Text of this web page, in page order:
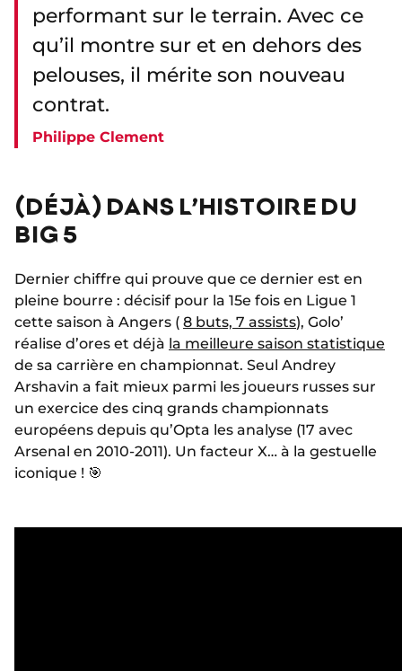
performant sur le terrain. Avec ce
qu’il montre sur et en dehors des
pelouses, il mérite son nouveau
contrat.
Philippe Clement
(DÉJÀ) DANS L’HISTOIRE DU
BIG 5
Dernier chiffre qui prouve que ce dernier est en
pleine bourre : décisif pour la 15e fois en Ligue 1
cette saison à Angers ( 8 buts, 7 assists), Golo’
réalise d’ores et déjà la meilleure saison statistique
de sa carrière en championnat. Seul Andrey
Arshavin a fait mieux parmi les joueurs russes sur
un exercice des cinq grands championnats
européens depuis qu’Opta les analyse (17 avec
Arsenal en 2010-2011). Un facteur X… à la gestuelle
iconique ! 🎯